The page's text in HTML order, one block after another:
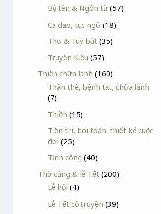
Bộ tên & Ngôn từ (57)
Ca dao, tục ngữ (18)
Thơ & Tuỳ bút (35)
Truyện Kiều (57)
Thiền chữa lành (160)
Thân thể, bệnh tật, chữa lành
(7)
Thiền (15)
Tiên tri, bói toán, thiết kế cuộc
đời (25)
Tĩnh công (40)
Thờ cúng & lễ Tết (200)
Lễ hội (4)
Lễ Tết cổ truyền (39)